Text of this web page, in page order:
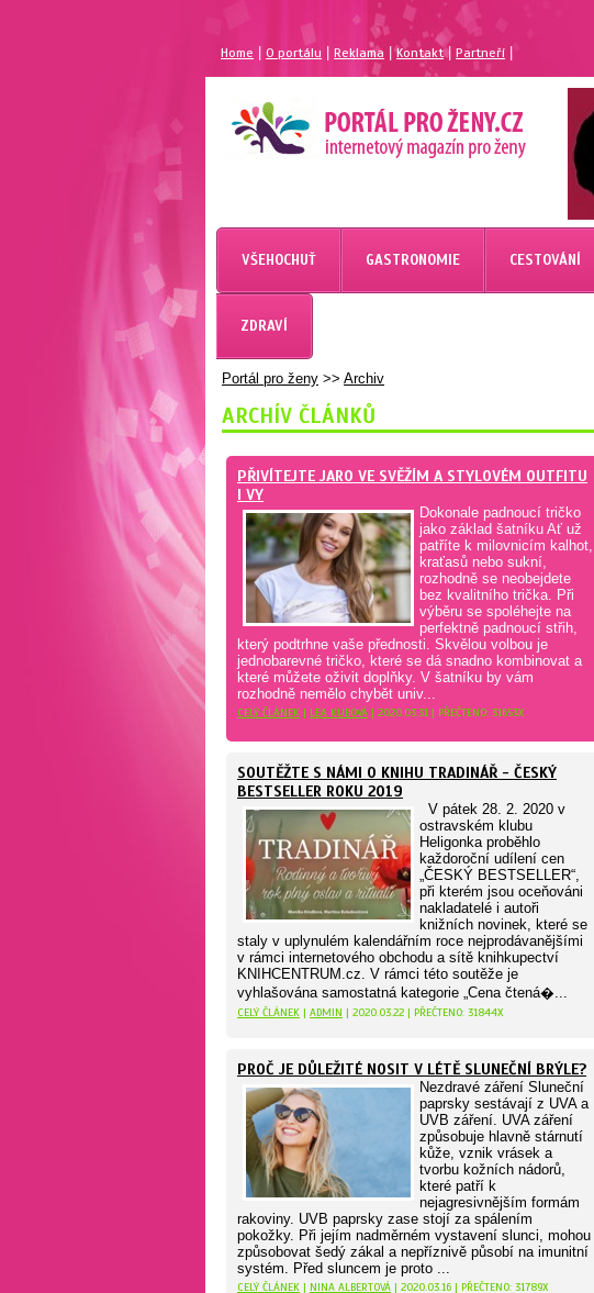
Home |O portálu Reklama Kontakt| Partneří
MAGAZÍN PRO ŽENY
PORTÁL PRO ŽENY.CZ
VŠEHOCHUŤ GASTRONOMIE CESTOVÁNÍ
ZDRAVÍ
Portál pro ženy >> Archiv
ARCHÍV ČLÁNKŮ
PŘIVÍTEJTE JARO VE SVĚŽÍM A STYLOVÉM OUTFITU
I VY
Dokonale padnoucí tričko
jako základ šatníku Ať už
patříte k milovnicím kalhot,
kraťasů nebo sukní,
rozhodně se neobejdete
bez kvalitního trička. Při
výběru se spoléhejte na
perfektně padnoucí střih,
který podtrhne vaše přednosti. Skvělou volbou je
jednobarevné tričko, které se dá snadno kombinovat a
které můžete oživit doplňky. V šatníku by vám
rozhodně nemělo chybět univ...
CELÝ ČLÁNEK | LEA KUBOVÁ | 2020.03.31 | PŘEČTENO: 31653X
SOUTĚŽTE S NÁMI O KNIHU TRADINÁŘ - ČESKÝ
BESTSELLER ROKU 2019
V pátek 28. 2. 2020 v
ostravském klubu
Heligonka proběhlo
každoroční udílení cen
„ČESKÝ BESTSELLER“,
při kterém jsou oceňováni
nakladatelé i autoři
knižních novinek, které se
staly v uplynulém kalendářním roce nejprodávanějšími
v rámci internetového obchodu a sítě knihkupectví
KNIHCENTRUM.cz. V rámci této soutěže je
vyhlašována samostatná kategorie „Cena čtená�...
CELÝ ČLÁNEK | ADMIN | 2020.03.22 | PŘEČTENO: 31844X
PROČ JE DŮLEŽITÉ NOSIT V LÉTĚ SLUNEČNÍ BRÝLE?
Nezdravé záření Sluneční
paprsky sestávají z UVA a
UVB záření. UVA záření
způsobuje hlavně stárnutí
kůže, vznik vrásek a
tvorbu kožních nádorů,
které patří k
nejagresivnějším formám
rakoviny. UVB paprsky zase stojí za spálením
pokožky. Při jejím nadměrném vystavení slunci, mohou
způsobovat šedý zákal a nepříznivě působí na imunitní
systém. Před sluncem je proto ...
CELÝ ČLÁNEK | NINA ALBERTOVÁ | 2020.03.16 | PŘEČTENO: 31789X